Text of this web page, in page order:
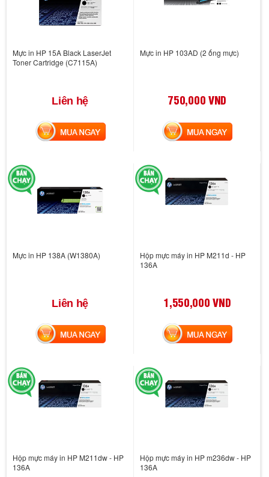
Mực in HP 15A Black LaserJet
Toner Cartridge (C7115A)
Liên hệ
MUA NGAY
Mực in HP 103AD (2 ống mực)
750,000 VND
MUA NGAY
Mực in HP 138A (W1380A)
Liên hệ
MUA NGAY
Hộp mực máy in HP M211d - HP
136A
1,550,000 VND
MUA NGAY
Hộp mực máy in HP M211dw - HP
136A
Hộp mực máy in HP m236dw - HP
136A